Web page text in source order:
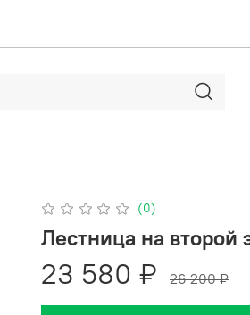
(0)
Лестница на второй
23 580 ₽ 26 200 ₽